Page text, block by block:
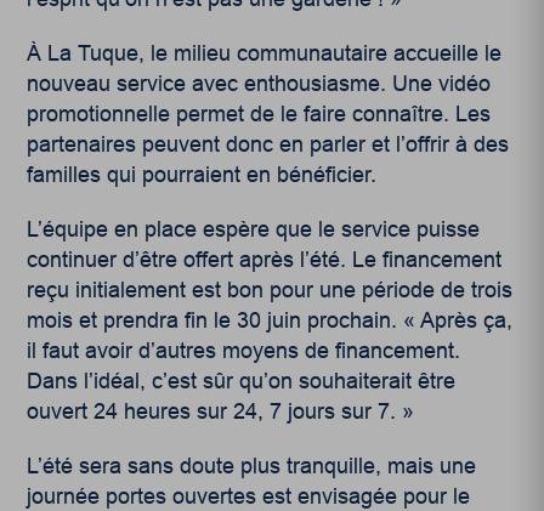
À La Tuque, le milieu communautaire accueille le
nouveau service avec enthousiasme. Unevidéo
promotionnelle permet de le faire connaître. Les
partenaires peuvent donc en parler et l’offrir à des
familles qui pourraient en bénéficier.
L’équipe en place espère que le service puisse
continuer d’être offert après l’été. Le financement
reçu initialement est bon pour une période de trois
mois et prendra fin le 30 juin prochain. « Après ça,
il faut avoir d’autres moyens de financement.
Dans l’idéal, c’est sûr qu’on souhaiterait être
ouvert 24 heures sur 24, 7 jours sur 7. »
L’été sera sans doute plus tranquille, mais une
journée portes ouvertes est envisagée pour le